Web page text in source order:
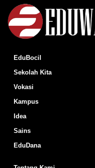
EduBocil
Sekolah Kita
Vokasi
Kampus
Idea
Sains
EduDana